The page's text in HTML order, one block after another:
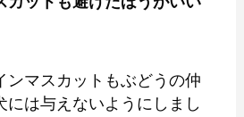
ンマスカットもぶどうの仲
には与えないようにしまし